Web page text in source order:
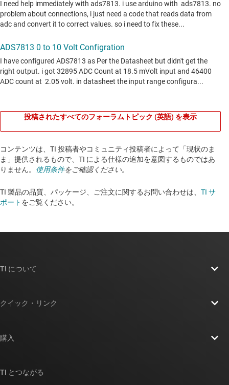
投稿されたすべてのフォーラムトピック (英語) を表示
コンテンツは、TI 投稿者やコミュニティ投稿者によって「現状のま
ま」提供されるもので、TI による仕様の追加を意図するものではあ
りません。 使用条件をご確認ください。
TI 製品の品質、パッケージ、ご注文に関するお問い合わせは、 TI サ
ポート をご覧ください。​​​​​​​​​​​​​​
TI について
クイック・リンク
クロスリファレンス検索
購入
TI とつながる